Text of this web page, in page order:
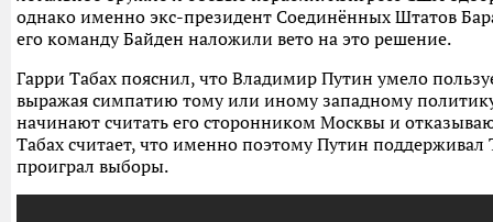
однако именно экс-президент Соединённых Штатов
его команду Байден наложили вето на это решение.
Гарри Табах пояснил, что Владимир Путин умело
выражая симпатию тому или иному западному
начинают считать его сторонником Москвы и
Табах считает, что именно поэтому Путин
проиграл выборы.